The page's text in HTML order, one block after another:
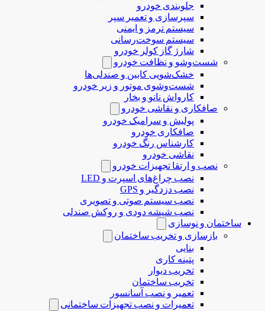
جلوبندی خودرو
سپرسازی و تعمیر سپر
سیستم ترمز و ایمنی
سیستم سوخت‌رسانی
شارژ گاز کولر خودرو
شست‌وشو و نظافت خودرو
خشک‌شویی کابین و صندلی‌ها
شست‌وشوی موتور و زیر خودرو
کارواش نانو و بخار
صافکاری و نقاشی خودرو
پولیش و سرامیک خودرو
صافکاری خودرو
کارشناس رنگ خودرو
نقاشی خودرو
نصب و ارتقا تجهیزات خودرو
نصب چراغ‌های اسپرت و LED
نصب دزدگیر و GPS
نصب سیستم صوتی و تصویری
نصب شیشه دودی و روکش صندلی
ساختمان و نوسازی
بازسازی و تخریب ساختمان
بنایی
پتینه کاری
تخریب دیوار
تخریب ساختمان
تعمیر و نصب آسانسور
تعمیرات و نصب تجهیزات ساختمانی